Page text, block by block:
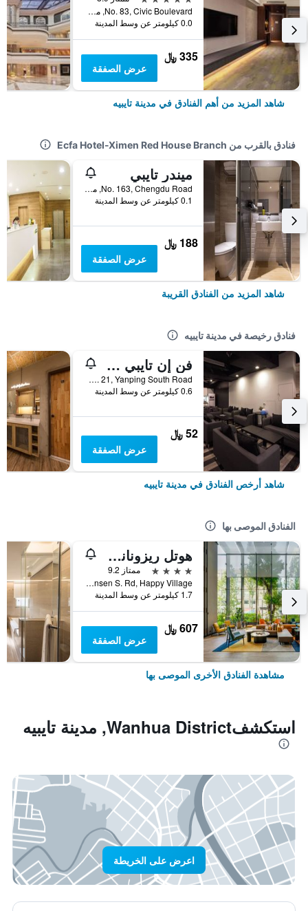
No. 83, Civic Boulevard, مدينة تايبيه, تايوان
0.0 كيلومتر عن وسط المدينة
335 ﷼
عرض الصفقة
شاهد المزيد من أهم الفنادق في مدينة تايبيه
فنادق بالقرب من Ecfa Hotel-Ximen Red House Branch
ميندر تايبي
No. 163, Chengdu Road, مدينة تايبيه, تايوان
0.1 كيلومتر عن وسط المدينة
188 ﷼
عرض الصفقة
شاهد المزيد من الفنادق القريبة
فنادق رخيصة في مدينة تايبيه
فن إن تايبي هوستل
2F, No. 21, Yanping South Road, مدينة تايبيه, تايوان
0.6 كيلومتر عن وسط المدينة
52 ﷼
عرض الصفقة
شاهد أرخص الفنادق في مدينة تايبيه
الفنادق الموصى بها
هوتل ريزونانس تايبي، تابيستري كوليكشن باي هيلتون
4 نجوم
ممتاز 9.2
No. 7 Linsen S. Rd, Happy Village, مدينة تايبيه, تايوان
1.7 كيلومتر عن وسط المدينة
607 ﷼
عرض الصفقة
مشاهدة الفنادق الأخرى الموصى بها
استكشفWanhua District, مدينة تايبيه
اعرض على الخريطة